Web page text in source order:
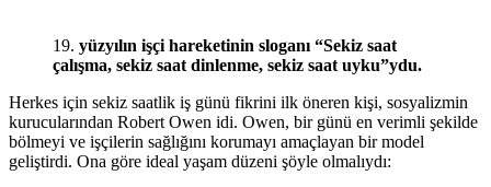
19. yüzyılın işçi hareketinin sloganı “Sekiz saat
çalışma, sekiz saat dinlenme, sekiz saat uyku”ydu.
Herkes için sekiz saatlik iş günü fikrini ilk öneren kişi, sosyalizmin
kurucularından Robert Owen idi. Owen, bir günü en verimli şekilde
bölmeyi ve işçilerin sağlığını korumayı amaçlayan bir model
geliştirdi. Ona göre ideal yaşam düzeni şöyle olmalıydı: